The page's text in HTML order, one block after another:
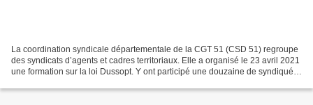
La coordination syndicale départementale de la CGT 51 (CSD 51) regroupe
des syndicats d’agents et cadres territoriaux. Elle a organisé le 23 avril 2021
une formation sur la loi Dussopt. Y ont participé une douzaine de syndiqués